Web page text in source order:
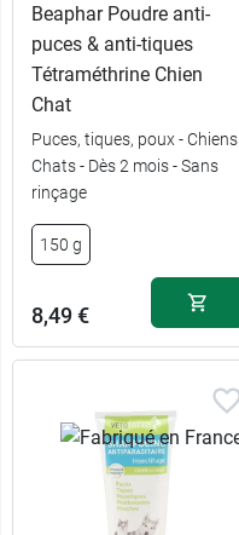
Beaphar Poudre anti-
puces & anti-tiques
Tétraméthrine Chien
Chat
Puces, tiques, poux - Chiens
Chats - Dès 2 mois - Sans
rinçage
150 g
8,49 €